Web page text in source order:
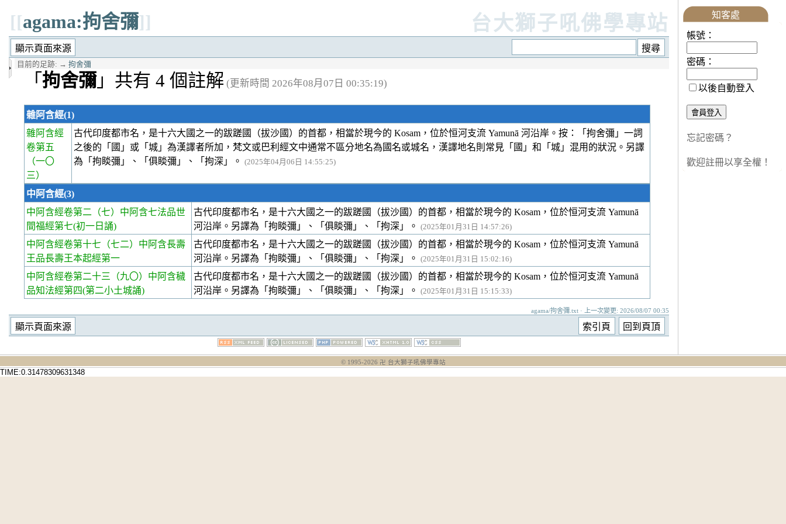
[[agama:拘舍彌]] 台大獅子吼佛學專站
目前的足跡: → 拘舍彌
「 拘舍彌」共有 4 個註解 (更新時間 2026年08月07日 00:35:19)
雜阿含經(1)
雜阿含經
卷第五
（一〇
三）
古代印度都市名，是十六大國之一的跋蹉國（拔沙國）的首都，相當於現今的 Kosam，位於恒河支流 Yamunā 河沿岸。按：「拘舍彌」一詞
之後的「國」或「城」為漢譯者所加，梵文或巴利經文中通常不區分地名為國名或城名，漢譯地名則常見「國」和「城」混用的狀況。另譯
為「拘睒彌」、「俱睒彌」、「拘深」。
(2025年04月06日 14:55:25)
中阿含經(3)
中阿含經卷第二 （七）中阿含七法品世
間福經第七(初一日誦)
古代印度都市名，是十六大國之一的跋蹉國（拔沙國）的首都，相當於現今的 Kosam，位於恒河支流 Yamunā
河沿岸。另譯為「拘睒彌」、「俱睒彌」、「拘深」。
(2025年01月31日 14:57:26)
中阿含經卷第十七 （七二）中阿含長壽
王品長壽王本起經第一
古代印度都市名，是十六大國之一的跋蹉國（拔沙國）的首都，相當於現今的 Kosam，位於恒河支流 Yamunā
河沿岸。另譯為「拘睒彌」、「俱睒彌」、「拘深」。
(2025年01月31日 15:02:16)
中阿含經卷第二十三
（九〇）中阿含穢
品知法經第四(第二小土城誦)
古代印度都市名，是十六大國之一的跋蹉國（拔沙國）的首都，相當於現今的 Kosam，位於恒河支流 Yamunā
河沿岸。另譯為「拘睒彌」、「俱睒彌」、「拘深」。
(2025年01月31日 15:15:33)
agama/拘舍彌.txt · 上一次變更: 2026/08/07 00:35
知客處
帳號：
密碼：
以後自動登入
忘記密碼？
歡迎註冊以享全權！
© 1995-2026 卍 台大獅子吼佛學專站
TIME:0.31478309631348